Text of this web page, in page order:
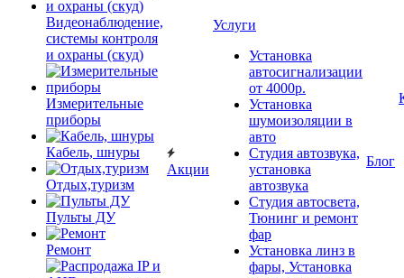
Видеонаблюдение,
системы контроля
и охраны (скуд)
Измерительные
приборы
Кабель, шнуры
Отдых,туризм
Пульты ДУ
Ремонт
Акции
Услуги
Установка
автосигнализации
от 4000р.
Установка
шумоизоляции в
авто
Студия автозвука,
установка
автозвука
Студия автосвета,
Тюнинг и ремонт
фар
Установка линз в
фары, Установка
Блог